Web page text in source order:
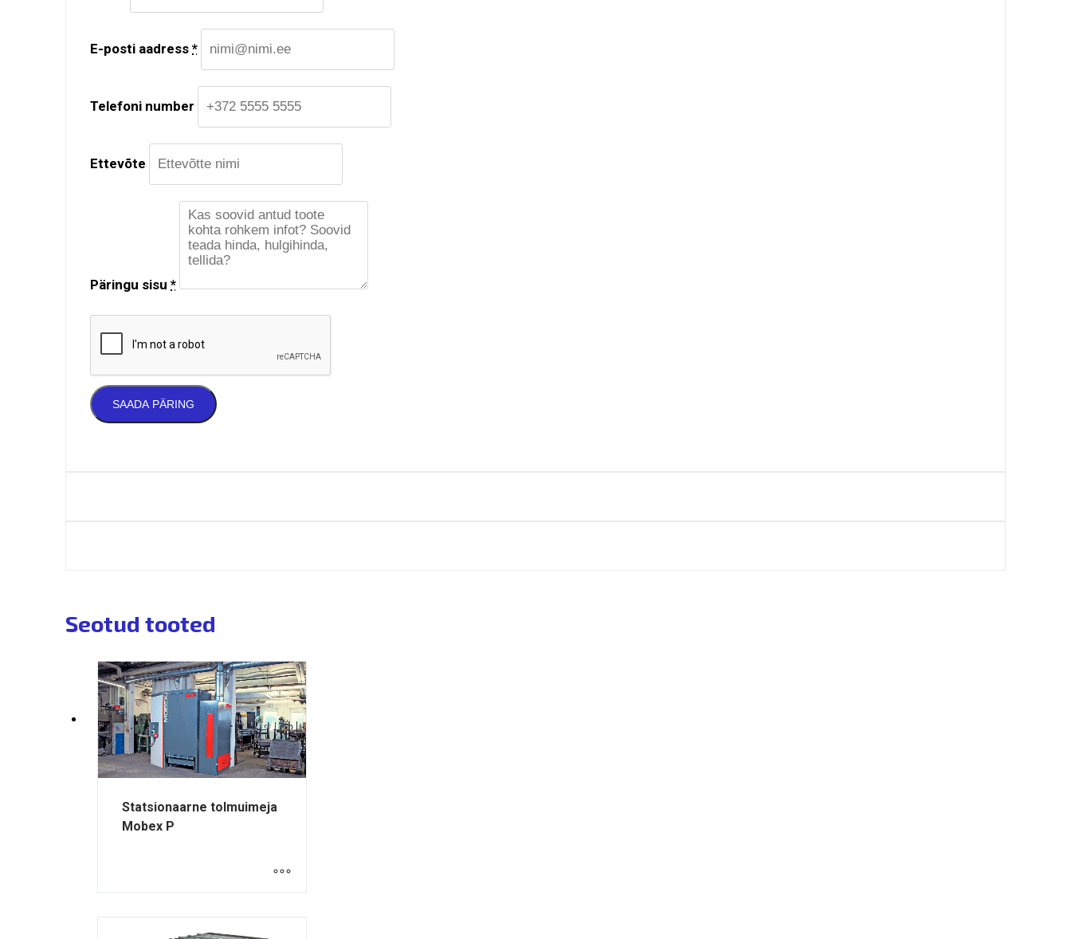
E-posti aadress*
Telefoni number
Ettevõte
Päringu sisu*
Seotud tooted
Statsionaarne tolmuimeja
Mobex P